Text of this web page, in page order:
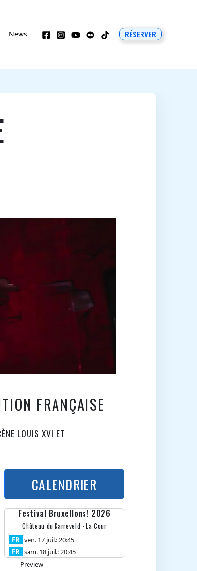
News RÉSERVER
FRANÇAISE
LOUIS XVI ET
CALENDRIER
Festival Bruxellons! 2026
Château du Karreveld - La Cour
FR ven. 17 juil.: 20:45
FR sam. 18 juil.: 20:45
Preview